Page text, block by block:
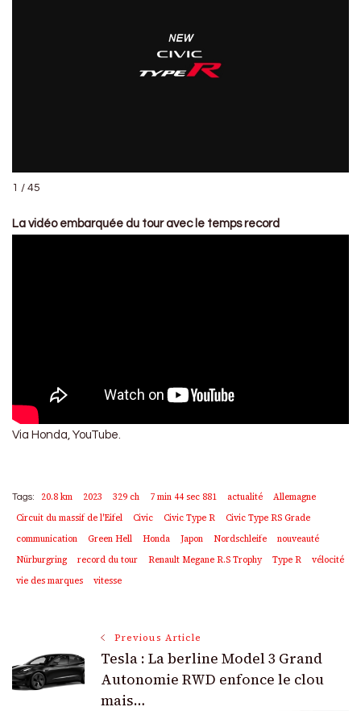
1 / 45
La vidéo embarquée du tour avec le temps record
Via Honda, YouTube.
Tags: 20.8 km 2023 329 ch 7 min 44 sec 881 actualité
Allemagne
Circuit du massif de l'Eifel
Civic Civic Type R
Civic Type RS Grade
communication
Green Hell Honda Japon Nordschleife
nouveauté
Nürburgring
record du tour Renault Megane R.S Trophy Type R
vélocité
vie des marques
vitesse
Post
Navigation
Previous Article
Tesla : La berline Model 3 Grand
Autonomie RWD enfonce le clou
mais…